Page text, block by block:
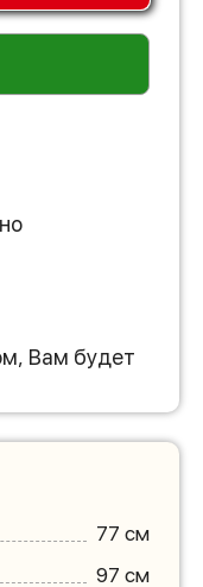
Вам будет
77 см
97 см